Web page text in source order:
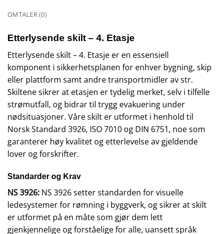
OMTALER (0)
Etterlysende skilt – 4. Etasje
Etterlysende skilt – 4. Etasje er en essensiell
komponent i sikkerhetsplanen for enhver bygning, skip
eller plattform samt andre transportmidler av str.
Skiltene sikrer at etasjen er tydelig merket, selv i tilfelle
strømutfall, og bidrar til trygg evakuering under
nødsituasjoner. Våre skilt er utformet i henhold til
Norsk Standard 3926, ISO 7010 og DIN 6751, noe som
garanterer høy kvalitet og etterlevelse av gjeldende
lover og forskrifter.
Standarder og Krav
NS 3926: NS 3926 setter standarden for visuelle
ledesystemer for rømning i byggverk, og sikrer at skilt
er utformet på en måte som gjør dem lett
gjenkjennelige og forståelige for alle, uansett språk